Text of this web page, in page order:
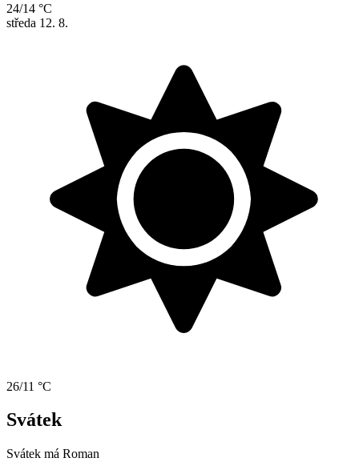
24/14 °C
středa 12. 8.
26/11 °C
Svátek
Svátek má Roman